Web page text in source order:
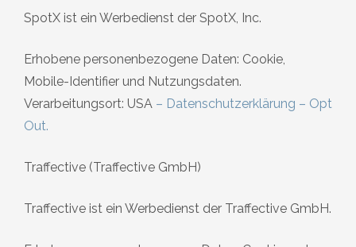
SpotX ist ein Werbedienst der SpotX, Inc.
Erhobene personenbezogene Daten: Cookie,
Mobile-Identifier und Nutzungsdaten.
Verarbeitungsort: USA – Datenschutzerklärung – Opt
Out.
Traffective (Traffective GmbH)
Traffective ist ein Werbedienst der Traffective GmbH.